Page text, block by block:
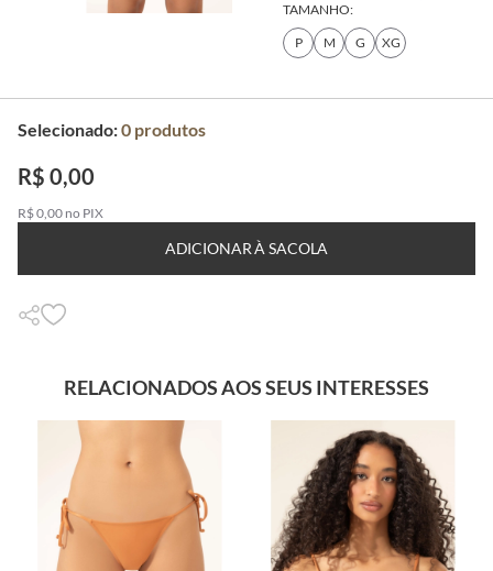
TAMANHO:
P
M G XG
Selecionado:0 produtos
R$ 0,00
R$ 0,00 no PIX
ADICIONAR À SACOLA
RELACIONADOS AOS SEUS INTERESSES